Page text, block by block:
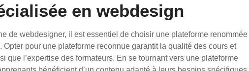
en webdesign
de webdesigner, il est essentiel de choisir une plateforme renommée
pour une plateforme reconnue garantit la qualité des cours et
que l’expertise des formateurs. En se tournant vers une plateforme